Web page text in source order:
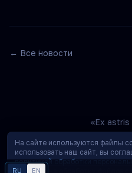
← Все новости
«Ex
RU EN
На сайте используются файлы
использовать наш сайт, вы
политикой обработки
согласие на обработку файлов